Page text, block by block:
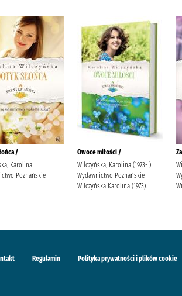
/
Karolina
Poznańskie
Owoce miłości /
Wilczyńska, Karolina (1973- )
Wydawnictwo Poznańskie
Wilczyńska Karolina (1973).
Regulamin Polityka prywatności i plików cookie